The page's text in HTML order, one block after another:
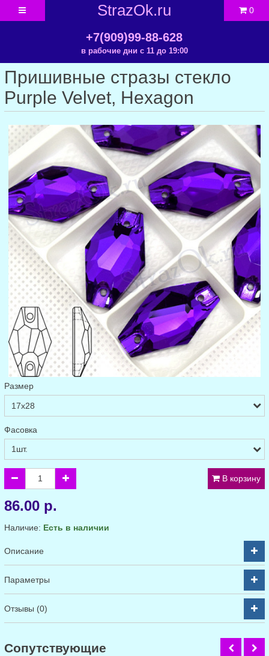
StrazOk.ru
+7(909)99-88-628
в рабочие дни с 11 до 19:00
0
Пришивные стразы стекло
Purple Velvet, Hexagon
Размер
Фасовка
В корзину
86.00 р.
Наличие: Есть в наличии
Описание
Параметры
Отзывы (0)
Cопутствующие